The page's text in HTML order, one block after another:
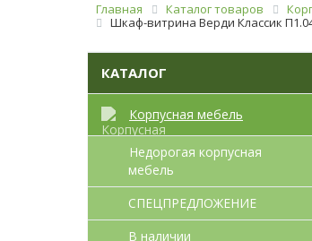
Главная Каталог товаров
Шкаф-витрина Верди Классик
КАТАЛОГ
Корпусная мебель
Недорогая корпусная
мебель
СПЕЦПРЕДЛОЖЕНИЕ
В наличии